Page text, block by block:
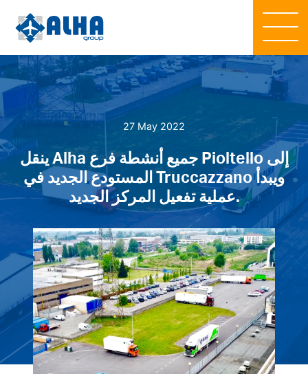
27 May 2022
ينقل Alha جميع أنشطة فرع Pioltello إلى
المستودع الجديد في Truccazzano ويبدأ
عملية تفعيل المركز الجديد.